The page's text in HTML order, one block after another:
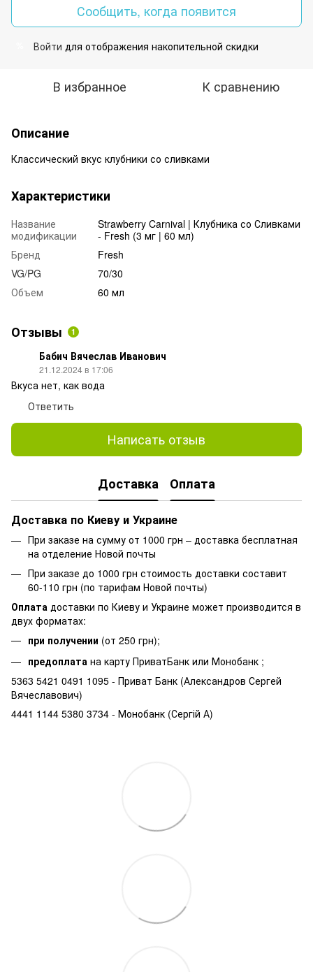
Сообщить, когда появится
Войти для отображения накопительной скидки
В избранное К сравнению
Описание
Классический вкус клубники со сливками
Характеристики
Название
модификации
Strawberry Carnival | Клубника со Сливками
- Fresh (3 мг | 60 мл)
Бренд
Fresh
VG/PG
70/30
Объем
60 мл
Отзывы 1
Бабич Вячеслав Иванович
21.12.2024 в 17:06
Вкуса нет, как вода
Ответить
Написать отзыв
Доставка Оплата
Доставка по Киеву и Украине
При заказе на сумму от 1000 грн – доставка бесплатная
на отделение Новой почты
При заказе до 1000 грн стоимость доставки составит
60-110 грн (по тарифам Новой почты)
Оплата доставки по Киеву и Украине может производится в
двух форматах:
при получении (от 250 грн);
предоплата на карту ПриватБанк или Монобанк ;
5363 5421 0491 1095 - Приват Банк (Александров Сергей
Вячеславович)
4441 1144 5380 3734 - Монобанк (Сергій А)